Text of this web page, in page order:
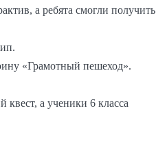
а ребята смогли получить
«Грамотный пешеход».
а ученики 6 класса